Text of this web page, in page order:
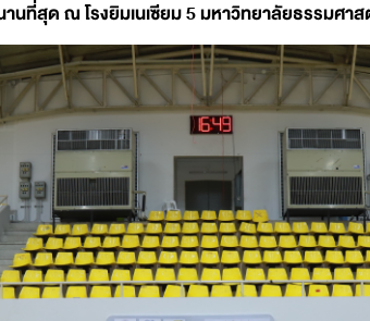
นที่สุด ณ โรงยิมเนเซียม 5 มหาวิทยาลัยธรรมศ